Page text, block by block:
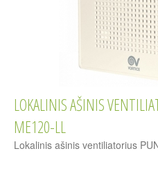
LOKALINIS AŠINIS
ME120-LL
Lokalinis ašinis ventiliatorius